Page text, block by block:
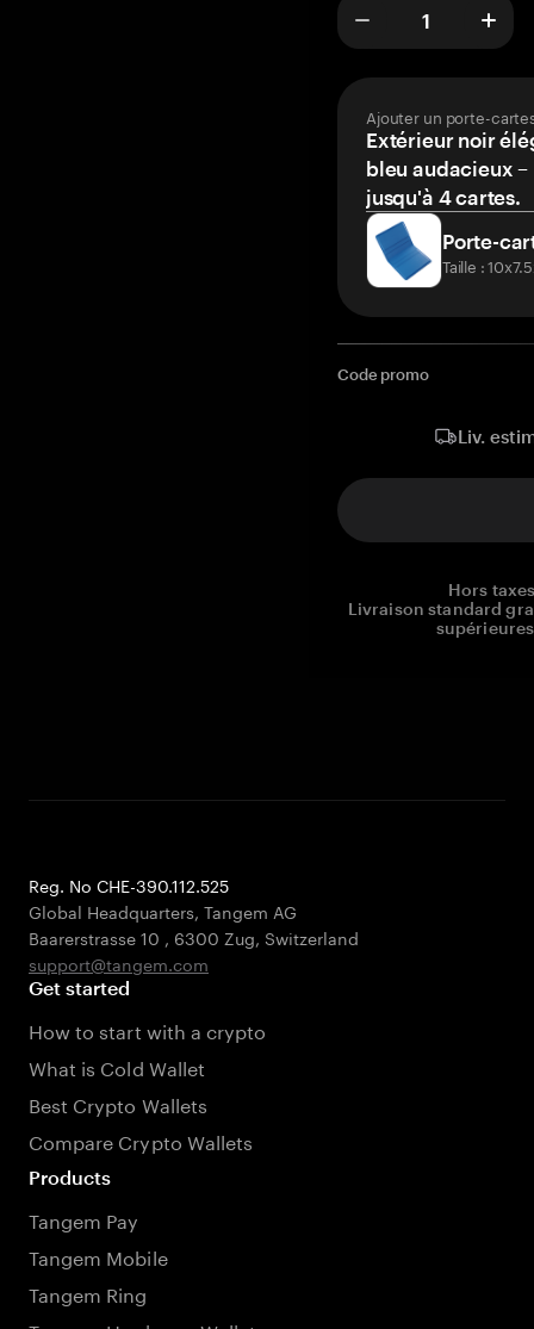
Ajouter un porte-
Extérieur noir
bleu audacieux
jusqu'à 4 cartes.
Porte-
Taille :
Code promo
Liv.
Hors
Livraison standard
Reg. No CHE-390.112.525
Global Headquarters, Tangem AG
Baarerstrasse 10 , 6300 Zug, Switzerland
support@tangem.com
Get started
How to start with a crypto
What is Cold Wallet
Best Crypto Wallets
Compare Crypto Wallets
Products
Tangem Pay
Tangem Mobile
Tangem Ring